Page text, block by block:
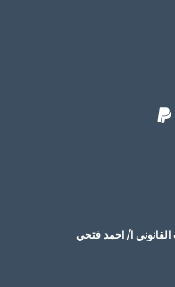
ا/ احمد فتحي